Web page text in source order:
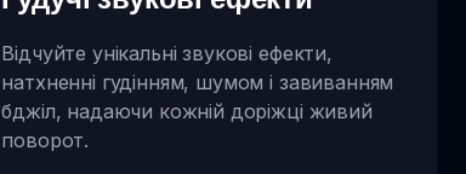
Відчуйте унікальні звукові ефекти,
натхненні гудінням, шумом і завиванням
бджіл, надаючи кожній доріжці живий
поворот.